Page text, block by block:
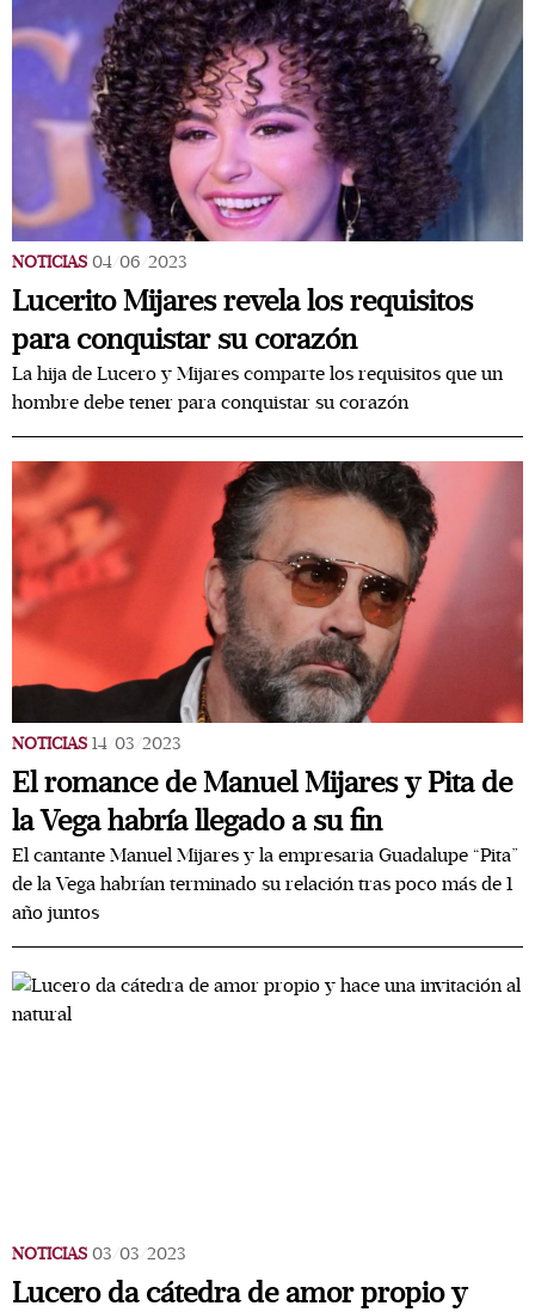
NOTICIAS 04/06/2023
Lucerito Mijares revela los requisitos
para conquistar su corazón
La hija de Lucero y Mijares comparte los requisitos que un
hombre debe tener para conquistar su corazón
NOTICIAS 14/03/2023
El romance de Manuel Mijares y Pita de
la Vega habría llegado a su fin
El cantante Manuel Mijares y la empresaria Guadalupe “Pita”
de la Vega habrían terminado su relación tras poco más de 1
año juntos
NOTICIAS 03/03/2023
Lucero da cátedra de amor propio y